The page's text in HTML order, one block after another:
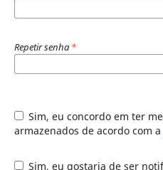
Repetir senha *
Sim, eu concordo em ter meus dados coletados e
armazenados de acordo com a
Sim, eu gostaria de ser notificado(a) de publicações e